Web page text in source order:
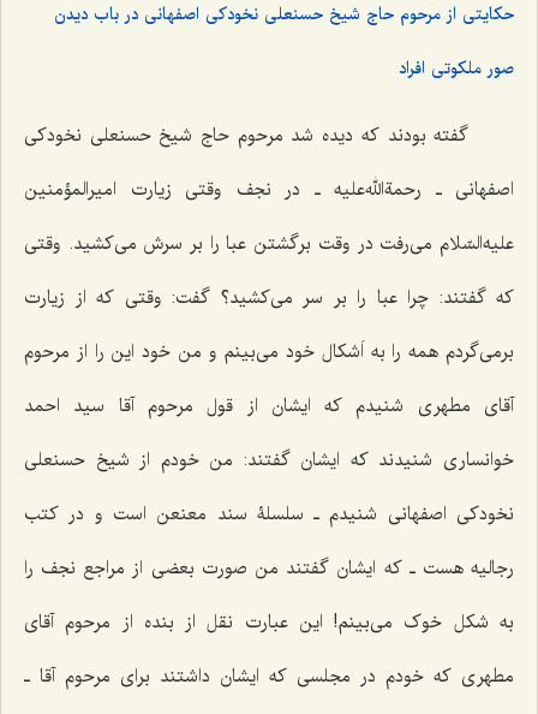
حکایتی از مرحوم حاج شیخ حسنعلى نخودکى اصفهانى در باب دیدن
صور ملکوتی افراد
گفته بودند که دیده شد مرحوم حاج شیخ حسنعلى نخودکى
اصفهانى ـ رحمة‌الله‌علیه ـ در نجف وقتى زیارت امیرالمؤمنین
علیه‌السّلام مى‌رفت در وقت برگشتن عبا را بر سرش مى‌کشید. وقتى
که گفتند: چرا عبا را بر سر مى‌کشید؟ گفت: وقتى که از زیارت
برمى‌گردم همه را به اَشکال خود مى‌بینم و من خود این را از مرحوم
آقاى مطهرى شنیدم که ایشان از قول مرحوم آقا سید احمد
خوانسارى شنیدند که ایشان گفتند: من خودم از شیخ حسنعلى
نخودکی اصفهانی شنیدم ـ سلسلۀ سند معنعن است و در کتب
رجالیه هست ـ که ایشان گفتند من صورت بعضى از مراجع نجف را
به شکل خوک مى‌بینم! این عبارت نقل از بنده از مرحوم آقاى
مطهرى که خودم در مجلسى که ایشان داشتند براى مرحوم آقا ـ